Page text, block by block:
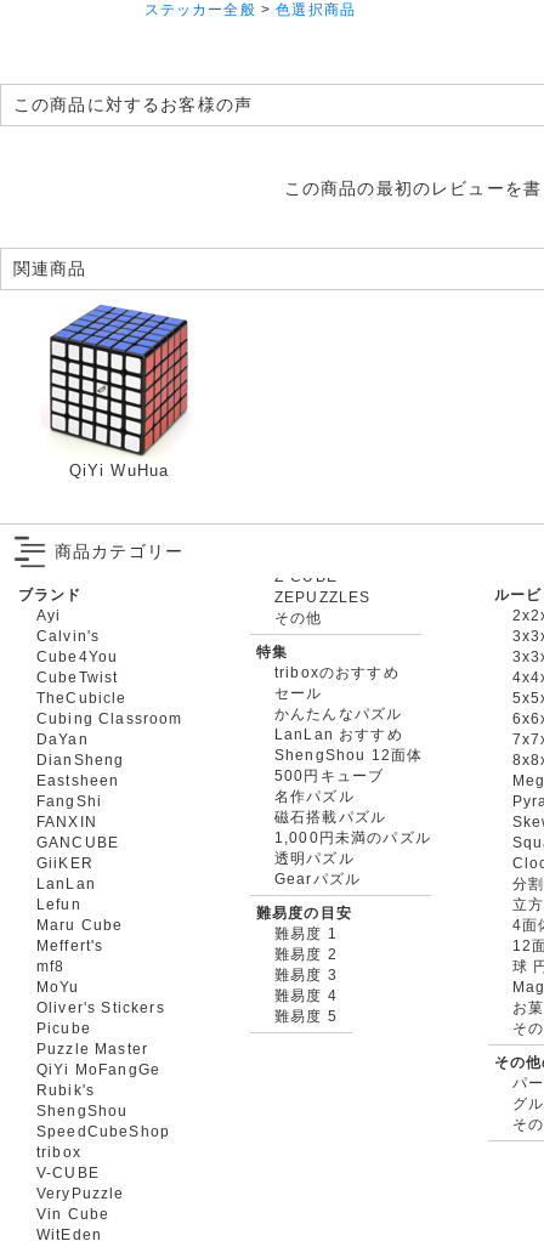
ステッカー全般 >色選択商品
この商品に対するお客様の声
この商品の最初のレビューを
関連商品
QiYi WuHua
商品カテゴリー
ブランド
Ayi
Calvin's
Cube4You
CubeTwist
TheCubicle
Cubing Classroom
DaYan
DianSheng
Eastsheen
FangShi
FANXIN
GANCUBE
GiiKER
LanLan
Lefun
Maru Cube
Meffert's
mf8
MoYu
Oliver's Stickers
Picube
Puzzle Master
QiYi MoFangGe
Rubik's
ShengShou
SpeedCubeShop
tribox
V-CUBE
VeryPuzzle
Vin Cube
WitEden
ZEPUZZLES
その他
特集
triboxのおすすめ
セール
かんたんなパズル
LanLan おすすめ
ShengShou 12面体
500円キューブ
名作パズル
磁石搭載パズル
1,000円未満のパズル
透明パズル
Gearパズル
難易度の目安
難易度 1
難易度 2
難易度 3
難易度 4
難易度 5
ルー
分
立
4面
12
球
お
そ
その
パ
グ
そ